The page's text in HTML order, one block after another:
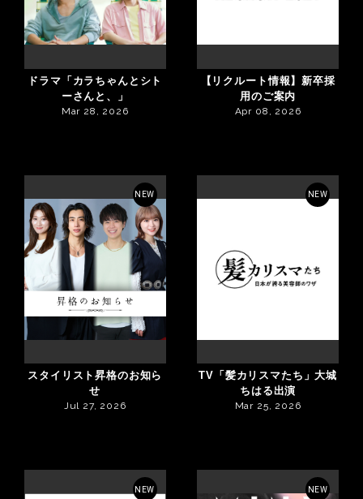
ドラマ「カラちゃんとシト
ーさんと、」
Mar 28, 2026
【リクルート情報】新卒採
用のご案内
Apr 08, 2026
NEW
スタイリスト昇格のお知ら
せ
Jul 27, 2026
NEW
TV「髪カリスマたち」大城
ちはる出演
Mar 25, 2026
NEW NEW